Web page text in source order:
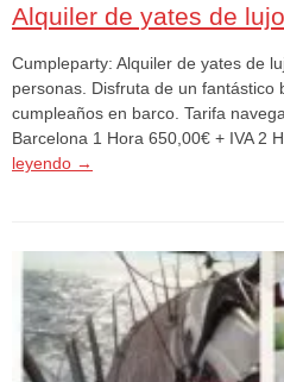
Alquiler de yates de
Cumpleparty: Alquiler de yates de
personas. Disfruta de un fantástico
cumpleaños en barco. Tarifa
Barcelona 1 Hora 650,00€ + IVA 2
leyendo →